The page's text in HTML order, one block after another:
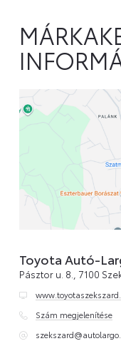
Toyota Autó-
Pásztor u. 8., 7100
Szám megjelenítése